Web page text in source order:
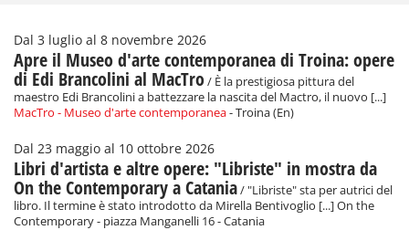
Dal 3 luglio al 8 novembre 2026
Apre il Museo d'arte contemporanea di Troina: opere
di Edi Brancolini al MacTro/ È la prestigiosa pittura del
maestro Edi Brancolini a battezzare la nascita del Mactro, il nuovo [...]
MacTro - Museo d'arte contemporanea- Troina (En)
Dal 23 maggio al 10 ottobre 2026
Libri d'artista e altre opere: "Libriste" in mostra da
On the Contemporary a Catania/ "Libriste" sta per autrici del
libro. Il termine è stato introdotto da Mirella Bentivoglio [...] On the
Contemporary - piazza Manganelli 16 - Catania